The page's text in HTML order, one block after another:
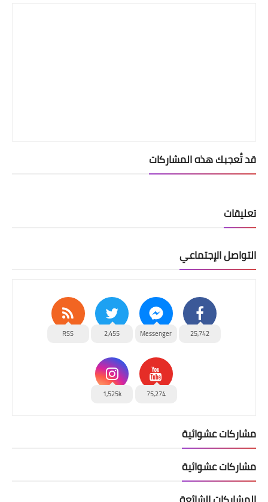
قد تُعجبك هذه المشاركات
تعليقات
التواصل الإجتماعي
25,742
Messenger
2,455
RSS
75,274
1,525k
مشاركات عشوائية
مشاركات عشوائية